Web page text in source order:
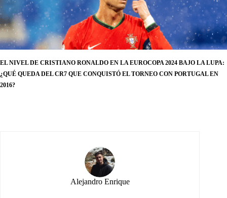
EL NIVEL DE CRISTIANO RONALDO EN LA EUROCOPA 2024 BAJO LA LUPA:
¿QUÉ QUEDA DEL CR7 QUE CONQUISTÓ EL TORNEO CON PORTUGAL EN
2016?
Alejandro Enrique